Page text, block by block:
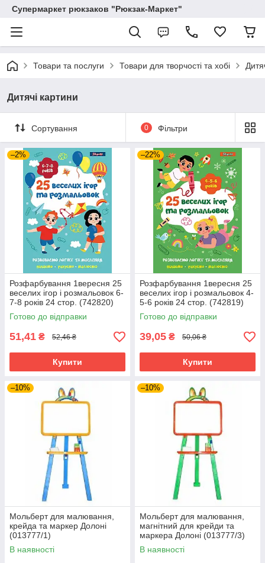
Супермаркет рюкзаков "Рюкзак-Маркет"
Товари та послуги Товари для творчості та хобі
Дитячі картини
Сортування 0 Фільтри
–2%
Розфарбування 1вересня 25
веселих ігор і розмальовок 6-
7-8 років 24 стор. (742820)
Готово до відправки
51,41 ₴ 52,46 ₴
Купити
–22%
Розфарбування 1вересня 25
веселих ігор і розмальовок 4-
5-6 років 24 стор. (742819)
Готово до відправки
39,05 ₴ 50,06 ₴
Купити
–10%
Мольберт для малювання,
крейда та маркер Долоні
(013777/1)
В наявності
–10%
Мольберт для малювання,
магнітний для крейди та
маркера Долоні (013777/3)
В наявності